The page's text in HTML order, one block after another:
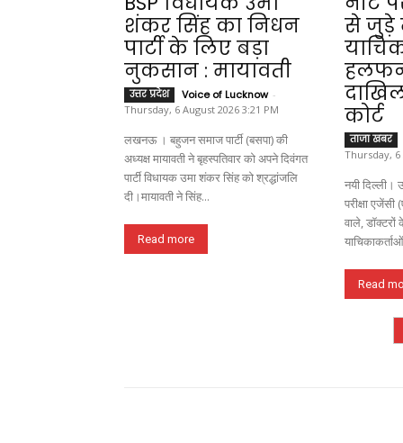
शंकर सिंह का निधन
पार्टी के लिए बड़ा
नुकसान : मायावती
उत्तर प्रदेश Voice of Lucknow -
Thursday, 6 August 2026 3:21 PM
लखनऊ । बहुजन समाज पार्टी (बसपा) की
अध्यक्ष मायावती ने बृहस्पतिवार को अपने दिवंगत
पार्टी विधायक उमा शंकर सिंह को श्रद्धांजलि
दी।मायावती ने सिंह...
Read more
से जुड़े
कोर्ट
ताजा खबर
Thursday, 6
नयी दिल्ली।
परीक्षा
वाले,
Read